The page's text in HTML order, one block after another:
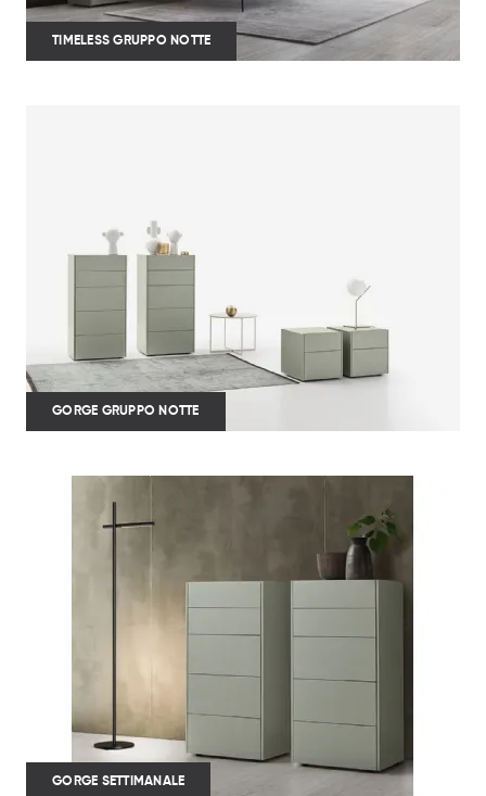
TIMELESS GRUPPO NOTTE
GORGE GRUPPO NOTTE
GORGE SETTIMANALE